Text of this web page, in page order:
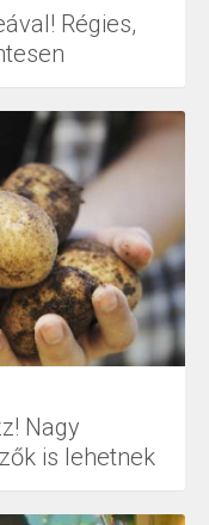
Régies,
Nagy
is lehetnek